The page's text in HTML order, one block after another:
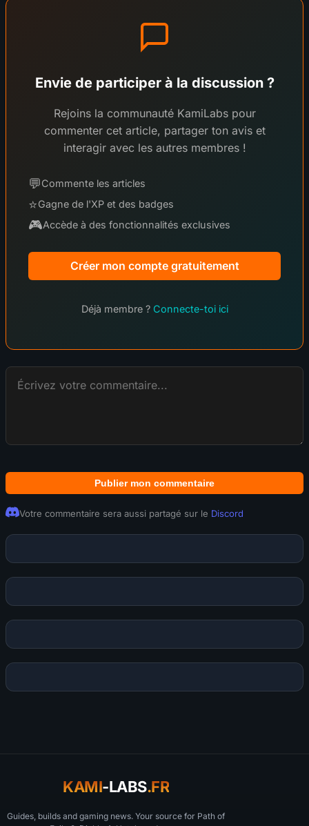
Envie de participer à la discussion ?
Rejoins la communauté KamiLabs pour
commenter cet article, partager ton avis et
interagir avec les autres membres !
💬Commente les articles
⭐Gagne de l'XP et des badges
🎮Accède à des fonctionnalités exclusives
Créer mon compte gratuitement
Déjà membre ? Connecte-toi ici
Publier mon commentaire
Votre commentaire sera aussi partagé sur le Discord
KAMI-LABS.FR
Guides, builds and gaming news. Your source for Path of